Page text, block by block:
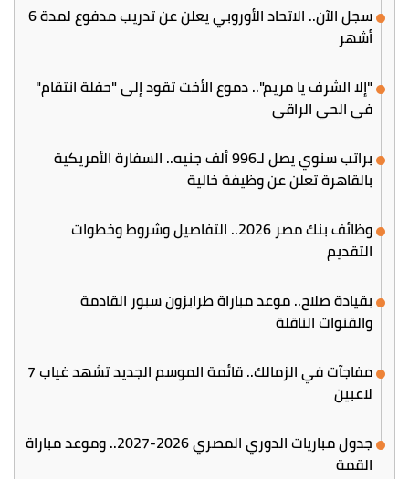
سجل الآن.. الاتحاد الأوروبي يعلن عن تدريب مدفوع لمدة 6
أشهر
"إلا الشرف يا مريم".. دموع الأخت تقود إلى "حفلة انتقام"
في الحي الراقي
براتب سنوي يصل لـ996 ألف جنيه.. السفارة الأمريكية
بالقاهرة تعلن عن وظيفة خالية
وظائف بنك مصر 2026.. التفاصيل وشروط وخطوات
التقديم
بقيادة صلاح.. موعد مباراة طرابزون سبور القادمة
والقنوات الناقلة
مفاجآت في الزمالك.. قائمة الموسم الجديد تشهد غياب 7
لاعبين
جدول مباريات الدوري المصري 2026-2027.. وموعد مباراة
القمة